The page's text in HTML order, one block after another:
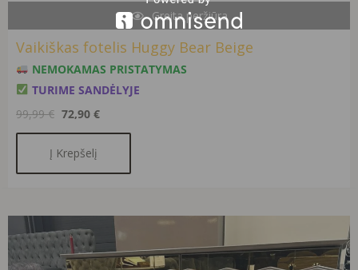
Greita peržiūra
Vaikiškas fotelis Huggy Bear Beige
NEMOKAMAS PRISTATYMAS
TURIME SANDĖLYJE
99,99€ 72,90 €
Į Krepšelį
price
was:
2950,00 €.
is:
990,00 €.